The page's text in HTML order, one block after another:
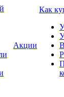
Акции
Как